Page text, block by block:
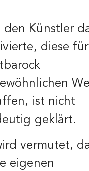
den Künstler
diese
ist nicht
geklärt.
vermutet,
eigenen